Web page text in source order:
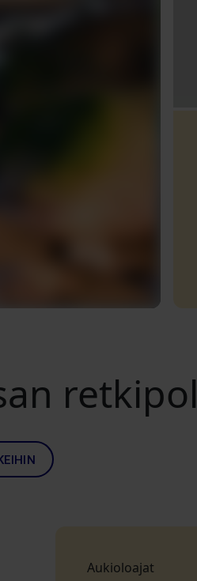
Aukioloajat